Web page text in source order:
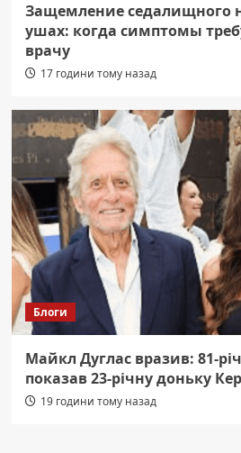
Защемление седалищного
ушах: когда симптомы
врачу
17 години тому назад
Блоги
Майкл Дуглас вразив: 81-
показав 23-річну доньку
19 години тому назад